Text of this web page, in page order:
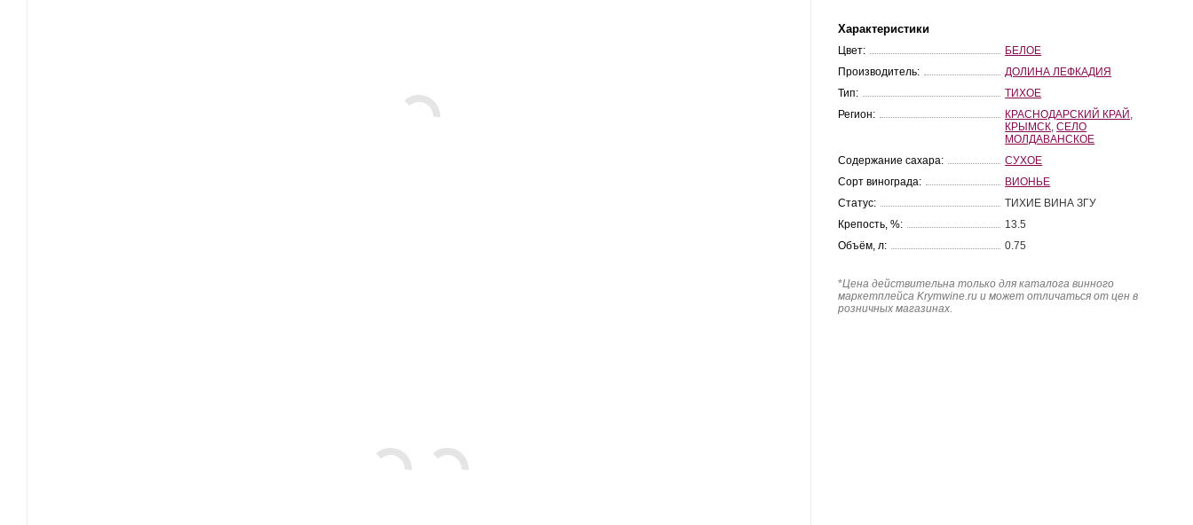
Характеристики
Цвет:
БЕЛОЕ
Производитель:
ДОЛИНА ЛЕФКАДИЯ
Тип:
ТИХОЕ
Регион:
КРАСНОДАРСКИЙ КРАЙ
КРЫМСК ,СЕЛО
МОЛДАВАНСКОЕ
Содержание сахара:
СУХОЕ
Сорт винограда:
ВИОНЬЕ
Статус:
ТИХИЕ ВИНА ЗГУ
Крепость, %:
13.5
Объём, л:
0.75
*Цена действительна только для каталога винного
маркетплейса Krymwine.ru и может отличаться от цен в
розничных магазинах.